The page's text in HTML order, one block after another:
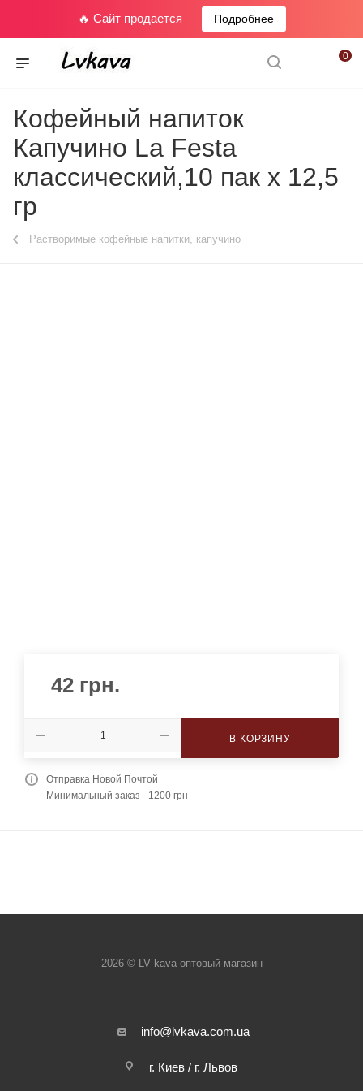
🔥 Сайт продается Подробнее
0
Кофейный напиток
Капучино La Festa
классический,10 пак х 12,5
гр
Растворимые кофейные напитки, капучино
42 грн.
В КОРЗИНУ
Отправка Новой Почтой
Минимальный заказ - 1200 грн
2026 © LV kava оптовый магазин
info@lvkava.com.ua
г. Киев / г. Львов